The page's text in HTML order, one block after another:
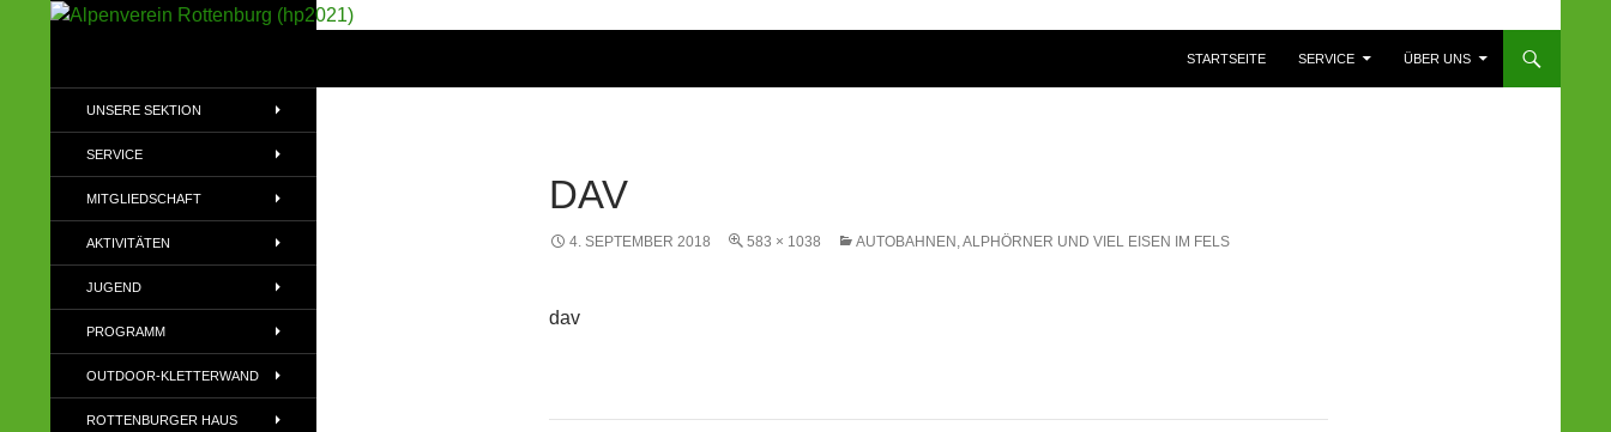
STARTSEITE
SERVICE ÜBER UNS
DAV
4. SEPTEMBER 2018 583 × 1038 AUTOBAHNEN, ALPHÖRNER UND VIEL EISEN IM FELS
dav
(DAV)
UNSERE SEKTION
SERVICE
MITGLIEDSCHAFT
AKTIVITÄTEN
JUGEND
PROGRAMM
OUTDOOR-KLETTERWAND
ROTTENBURGER HAUS